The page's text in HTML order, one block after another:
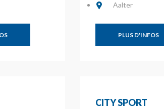
Aalter
PLUS D'INFOS
CITY SPORT